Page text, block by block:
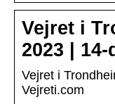
Vejret i
2023 |
Vejret i
Vejreti.com